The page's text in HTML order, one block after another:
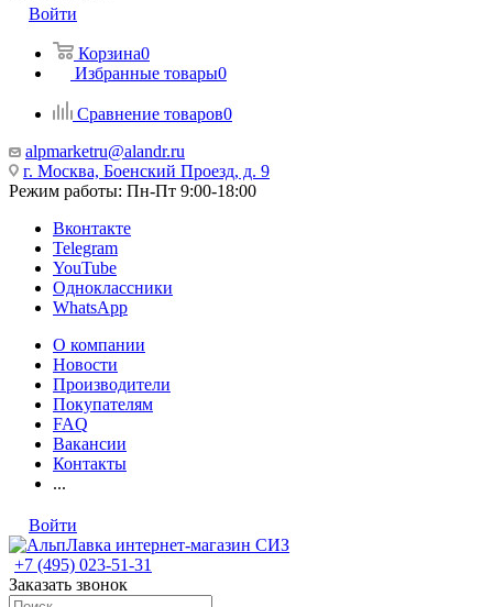
Войти
Корзина0
Избранные товары0
Сравнение товаров0
alpmarketru@alandr.ru
г. Москва, Боенский Проезд, д. 9
Режим работы: Пн-Пт 9:00-18:00
Вконтакте
Telegram
YouTube
Одноклассники
WhatsApp
О компании
Новости
Производители
Покупателям
FAQ
Вакансии
Контакты
...
Войти
+7 (495) 023-51-31
Заказать звонок